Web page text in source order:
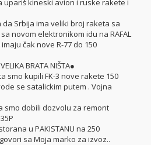
upariš kineski avion i ruske rakete i
Srbija ima veliki broj raketa sa
sa novom elektronikom idu na RAFAL
čak nove R-77 do 150
BRATA NIŠTA●
smo kupili FK-3 nove rakete 150
se satalickim putem . Vojna
smo dobili dozvolu za remont
u PAKISTANU na 250
sa Moja marko za izvoz..